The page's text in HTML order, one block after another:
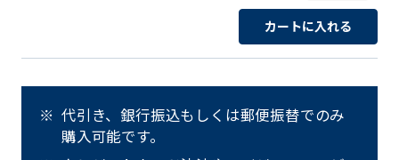
カートに入れる
代引き、銀行振込もしくは郵便振替でのみ
購入可能です。